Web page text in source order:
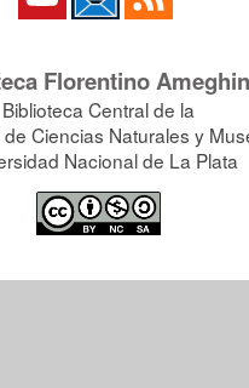
Florentino
Biblioteca Central de la
de Ciencias Naturales y
Nacional de La Plata